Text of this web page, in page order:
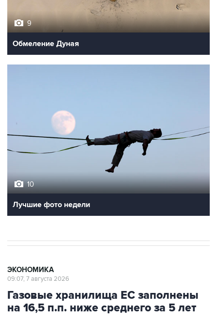
9
Обмеление Дуная
10
Лучшие фото недели
ЭКОНОМИКА
09:07, 7 августа 2026
Газовые хранилища ЕС заполнены
на 16,5 п.п. ниже среднего за 5 лет